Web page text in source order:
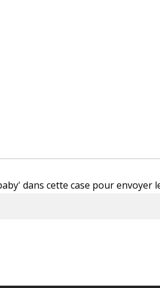
dans cette case pour envoyer